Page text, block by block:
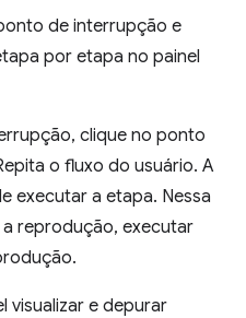
de interrupção e
por etapa no painel
clique no ponto
o fluxo do usuário. A
executar a etapa. Nessa
reprodução, executar
visualizar e depurar